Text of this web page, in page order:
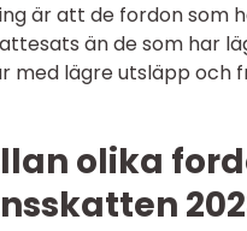
är att de fordon som
än de som har
med lägre utsläpp och
olika